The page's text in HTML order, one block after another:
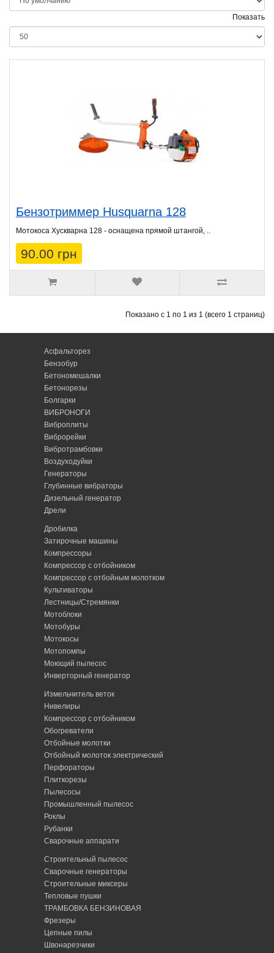
Показать
Бензотриммер Husquarna 128
Мотокоса Хускварна 128 - оснащена прямой штангой, ..
90.00 грн
Показано с 1 по 1 из 1 (всего 1 страниц)
Асфальторез
Бензобур
Бетономешалки
Бетонорезы
Болгарки
ВИБРОНОГИ
Виброплиты
Виброрейки
Вибротрамбовки
Воздуходуйки
Генераторы
Глубинные вибраторы
Дизельный генератор
Дрели
Дробилка
Затирочные машины
Компрессоры
Компрессор с отбойником
Компрессор с отбойным молотком
Культиваторы
Лестницы/Стремянки
Мотоблоки
Мотобуры
Мотокосы
Мотопомпы
Моющий пылесос
Инверторный генератор
Измельчитель веток
Нивелиры
Компрессор с отбойником
Обогреватели
Отбойные молотки
Отбойный молоток электрический
Перфораторы
Плиткорезы
Пылесосы
Промышленный пылесос
Роклы
Рубанки
Сварочные аппарати
Строительный пылесос
Сварочные генераторы
Строительные миксеры
Тепловые пушки
ТРАМБОВКА БЕНЗИНОВАЯ
Фрезеры
Цепные пилы
Швонарезчики